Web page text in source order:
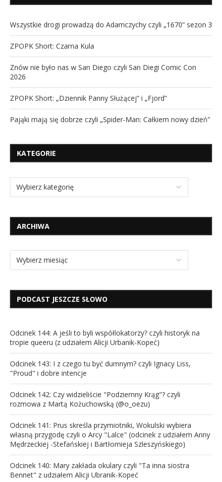
Wszystkie drogi prowadzą do Adamczychy czyli „1670” sezon 3
ZPOPK Short: Czarna Kula
Znów nie było nas w San Diego czyli San Diegi Comic Con
2026
ZPOPK Short: „Dziennik Panny Służącej” i „Fjord”
Pająki mają się dobrze czyli „Spider-Man: Całkiem nowy dzień”
KATEGORIE
ARCHIWA
PODCAST JESZCZE SŁOWO
Odcinek 144: A jeśli to byli współlokatorzy? czyli historyk na
tropie queeru (z udziałem Alicji Urbanik-Kopeć)
Odcinek 143: I z czego tu być dumnym? czyli Ignacy Liss,
"Proud" i dobre intencje
Odcinek 142: Czy widzieliście "Podziemny Krąg"? czyli
rozmowa z Martą Kożuchowską (@o_oezu)
Odcinek 141: Prus skreśla przymiotniki, Wokulski wybiera
własną przygodę czyli o Arcy "Lalce" (odcinek z udziałem Anny
Mędrzeckiej -Stefańskiej i Bartłomieja Szleszyńskiego)
Odcinek 140: Mary zakłada okulary czyli "Ta inna siostra
Bennet" z udziałem Alicji Ubranik-Kopeć